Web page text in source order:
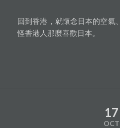
回到香港，就懷念日本的空氣
怪香港人那麼喜歡日本。
17
OCT